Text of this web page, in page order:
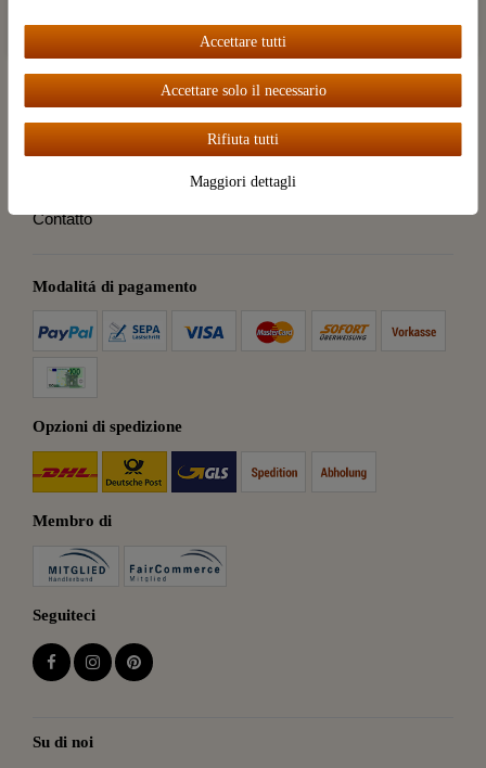
Contatto
Modalitá di pagamento
Opzioni di spedizione
Membro di
Seguiteci
Su di noi
Ceres::Template.cookieBarAcceptAll
Accettare tutti
Accettare solo il necessario
Rifiuta tutti
Maggiori dettagli